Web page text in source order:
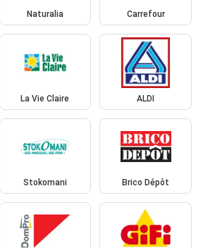
Naturalia Carrefour
La Vie Claire ALDI
Stokomani Brico Dépôt